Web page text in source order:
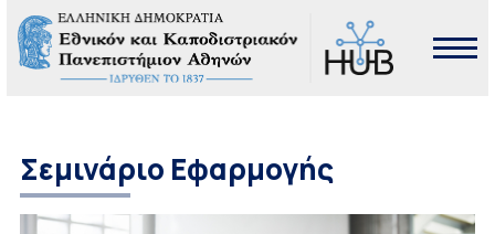
Σεμινάριο Εφαρμογής